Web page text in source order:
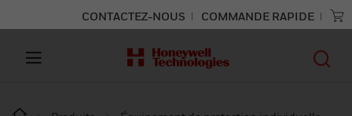
CONTACTEZ-NOUS COMMANDE RAPIDE